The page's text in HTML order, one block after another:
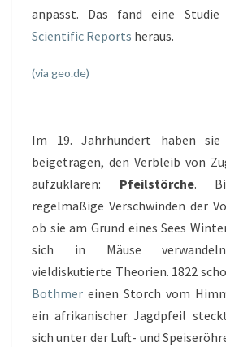
anpasst. Das fand eine
Scientific Reports heraus.
(via geo.de)
Im 19. Jahrhundert haben sie
beigetragen, den Verbleib von
aufzuklären: Pfeilstörche.
regelmäßige Verschwinden der
ob sie am Grund eines Sees
sich in Mäuse verwandeln
vieldiskutierte Theorien. 1822
Bothmer einen Storch vom
ein afrikanischer Jagdpfeil
sich unter der Luft- und